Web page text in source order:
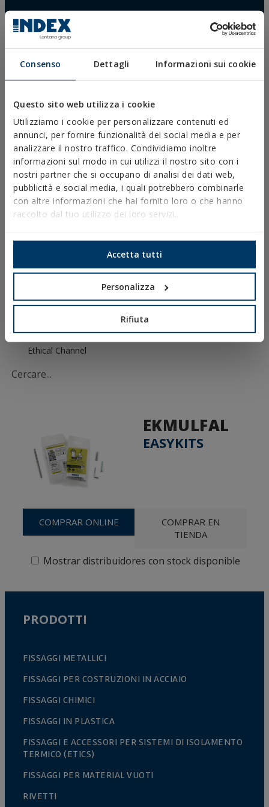
Consenso Dettagli Informazioni sui cookie
Questo sito web utilizza i cookie
Utilizziamo i cookie per personalizzare contenuti ed
annunci, per fornire funzionalità dei social media e per
analizzare il nostro traffico. Condividiamo inoltre
informazioni sul modo in cui utilizzi il nostro sito con i
nostri partner che si occupano di analisi dei dati web,
pubblicità e social media, i quali potrebbero combinarle
con altre informazioni che hai fornito loro o che hanno
raccolto dal tuo utilizzo dei loro servizi.
Accetta tutti
Personalizza
Rifiuta
DOWNLOAD
CATALOGHI
SCHEDE TECNICHE
SCHEDE DI SICUREZZA
OMOLOGAZIONI
DOP
SOFTWARE
DOCUMENTI CAD
Politica sulla Privacy
Condizioni di Vendita
Ethical Channel
EKMULFAL
EASYKITS
COMPRAR ONLINE
COMPRAR EN
TIENDA
Mostrar distribuidores con stock disponible
PRODOTTI
FISSAGGI METALLICI
FISSAGGI PER COSTRUZIONI IN ACCIAIO
FISSAGGI CHIMICI
FISSAGGI IN PLASTICA
FISSAGGI E ACCESSORI PER SISTEMI DI ISOLAMENTO
TERMICO (ETICS)
FISSAGGI PER MATERIAL VUOTI
RIVETTI